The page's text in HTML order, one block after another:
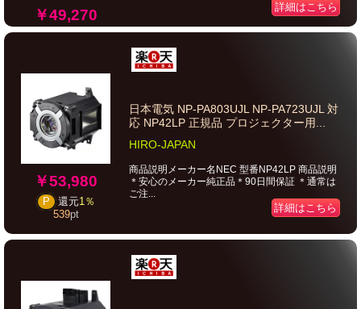
￥49,270 詳細はこちら
￥53,980
P 還元1％
539pt
日本電気 NP-PA803UJL NP-PA723UJL 対
応 NP42LP 正規品 プロジェクター用...
HIRO-JAPAN
商品説明メーカー名NEC 型番NP42LP 商品説明
＊安心のメーカー純正品＊90日間保証 ＊通常は
ご注...
詳細はこちら